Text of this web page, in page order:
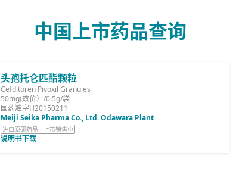
中国上市药品查询
头孢托仑匹酯颗粒
Cefditoren Pivoxil Granules
50mg(效价）/0.5g/袋
国药准字H20150211
Meiji Seika Pharma Co., Ltd. Odawara Plant
进口原研药品 · 上市销售中
说明书下载